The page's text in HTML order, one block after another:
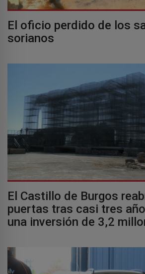
El oficio perdido de los
sorianos
El Castillo de Burgos
puertas tras casi tres
una inversión de 3,2